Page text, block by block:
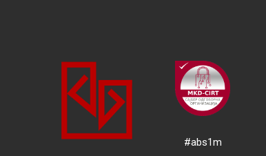
#abs1m